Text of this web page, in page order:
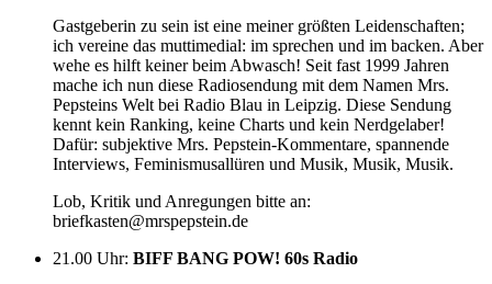
Gastgeberin zu sein ist eine meiner größten Leidenschaften;
ich vereine das muttimedial: im sprechen und im backen. Aber
wehe es hilft keiner beim Abwasch! Seit fast 1999 Jahren
mache ich nun diese Radiosendung mit dem Namen Mrs.
Pepsteins Welt bei Radio Blau in Leipzig. Diese Sendung
kennt kein Ranking, keine Charts und kein Nerdgelaber!
Dafür: subjektive Mrs. Pepstein-Kommentare, spannende
Interviews, Feminismusallüren und Musik, Musik, Musik.
Lob, Kritik und Anregungen bitte an:
briefkasten@mrspepstein.de
21.00 Uhr: BIFF BANG POW! 60s Radio